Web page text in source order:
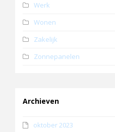
Werk
Wonen
Zakelijk
Zonnepanelen
Archieven
oktober 2023